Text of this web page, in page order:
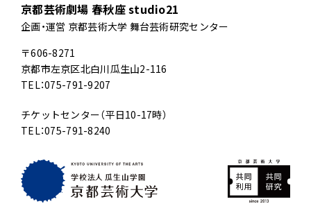
京都芸術劇場 春秋座 studio21
企画・運営 京都芸術大学 舞台芸術研究センター
〒606-8271
京都市左京区北白川瓜生山2-116
TEL：075-791-9207
チケットセンター（平日10-17時）
TEL：075-791-8240